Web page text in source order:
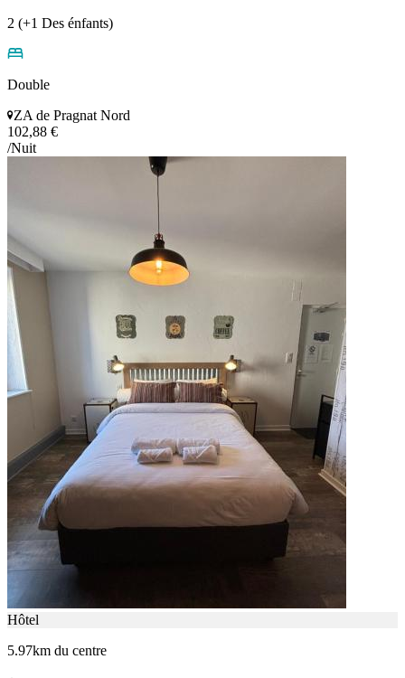
2 (+1 Des énfants)
Double
ZA de Pragnat Nord
102,88 €
/Nuit
Hôtel
5.97km du centre